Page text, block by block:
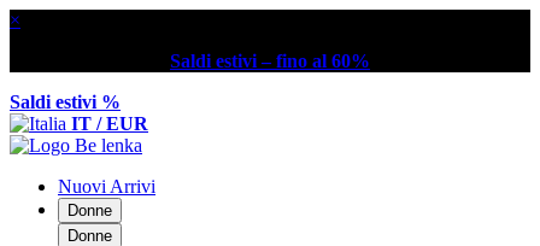
×
Saldi estivi – fino al 60%
Saldi estivi %
IT / EUR
Nuovi Arrivi
Donne
Donne